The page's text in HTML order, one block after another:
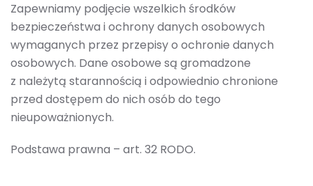
Zapewniamy podjęcie wszelkich środków
bezpieczeństwa i ochrony danych osobowych
wymaganych przez przepisy o ochronie danych
osobowych. Dane osobowe są gromadzone
z należytą starannością i odpowiednio chronione
przed dostępem do nich osób do tego
nieupoważnionych.
Podstawa prawna – art. 32 RODO.